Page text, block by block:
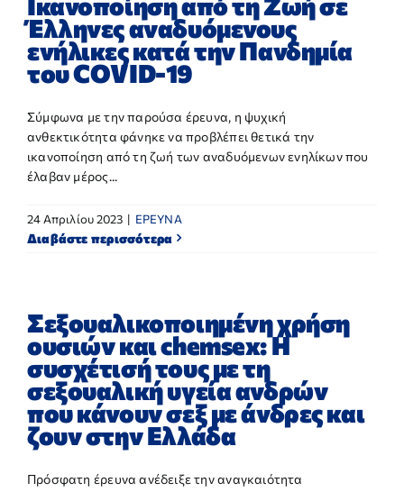
Έλληνες αναδυόμενους
ενήλικες κατά την Πανδημία
του CΟVID-19
Σύμφωνα με την παρούσα έρευνα, η ψυχική
ανθεκτικότητα φάνηκε να προβλέπει θετικά την
ικανοποίηση από τη ζωή των αναδυόμενων ενηλίκων που
έλαβαν μέρος...
24 Απριλίου 2023 | ΕΡΕΥΝΑ
Διαβάστε περισσότερα
Σεξουαλικοποιημένη χρήση
ουσιών και chemsex: Η
συσχέτισή τους με τη
σεξουαλική υγεία ανδρών
που κάνουν σεξ με άνδρες και
ζουν στην Ελλάδα
Πρόσφατη έρευνα ανέδειξε την αναγκαιότητα